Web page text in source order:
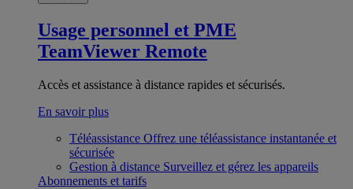
Usage personnel et PME
TeamViewer Remote
Accès et assistance à distance rapides et sécurisés.
En savoir plus
Téléassistance Offrez une téléassistance instantanée et
sécurisée
Gestion à distance Surveillez et gérez les appareils
Abonnements et tarifs